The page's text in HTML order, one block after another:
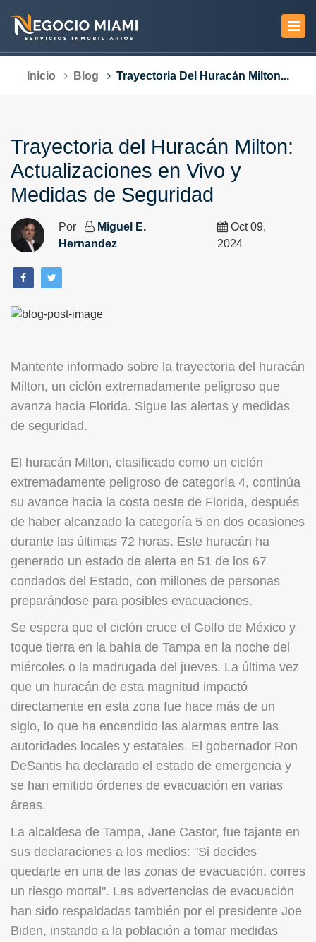
Inicio Blog Trayectoria Del Huracán Milton...
Trayectoria del Huracán Milton:
Actualizaciones en Vivo y
Medidas de Seguridad
Por
Miguel E.
Hernandez
Oct 09,
2024
Mantente informado sobre la trayectoria del huracán
Milton, un ciclón extremadamente peligroso que
avanza hacia Florida. Sigue las alertas y medidas
de seguridad.
El huracán Milton, clasificado como un ciclón
extremadamente peligroso de categoría 4, continúa
su avance hacia la costa oeste de Florida, después
de haber alcanzado la categoría 5 en dos ocasiones
durante las últimas 72 horas. Este huracán ha
generado un estado de alerta en 51 de los 67
condados del Estado, con millones de personas
preparándose para posibles evacuaciones.
Se espera que el ciclón cruce el Golfo de México y
toque tierra en la bahía de Tampa en la noche del
miércoles o la madrugada del jueves. La última vez
que un huracán de esta magnitud impactó
directamente en esta zona fue hace más de un
siglo, lo que ha encendido las alarmas entre las
autoridades locales y estatales. El gobernador Ron
DeSantis ha declarado el estado de emergencia y
se han emitido órdenes de evacuación en varias
áreas.
La alcaldesa de Tampa, Jane Castor, fue tajante en
sus declaraciones a los medios: "Si decides
quedarte en una de las zonas de evacuación, corres
un riesgo mortal". Las advertencias de evacuación
han sido respaldadas también por el presidente Joe
Biden, instando a la población a tomar medidas